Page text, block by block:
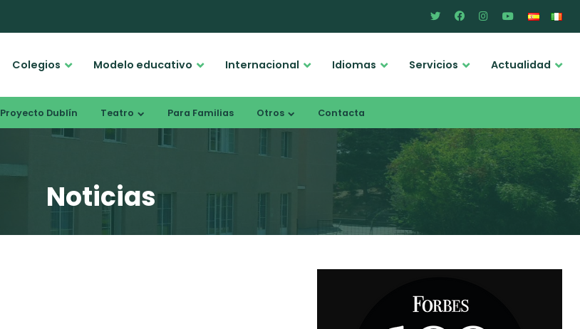
Colegios Modelo educativo Internacional Idiomas Servicios Actualidad
Proyecto Dublín Teatro Para Familias Otros Contacta
Noticias